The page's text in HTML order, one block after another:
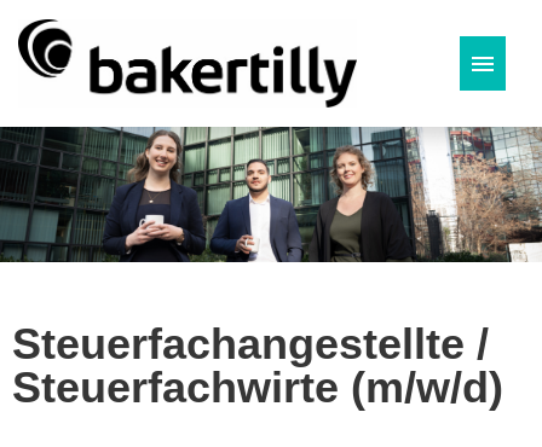
Deutsch
Steuerfachangestellte /
Steuerfachwirte (m/w/d)